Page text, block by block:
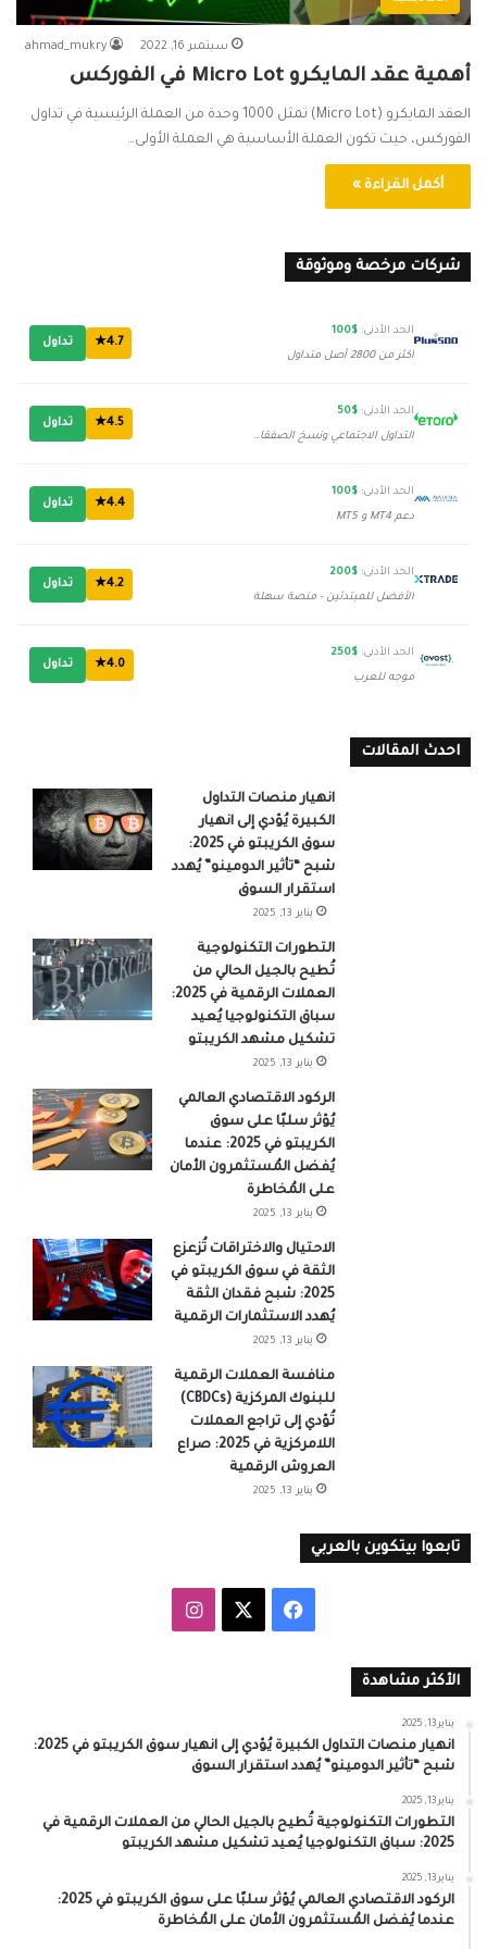
ahmad_mukry سبتمبر 16, 2022
أهمية عقد المايكرو Micro Lot في الفوركس
العقد المايكرو (Micro Lot) تمثل 1000 وحدة من العملة الرئيسية في تداول
الفوركس، حيث تكون العملة الأساسية هي العملة الأولى…
أكمل القراءة »
شركات مرخصة وموثوقة
الحد الأدنى: $100
أكثر من 2800 أصل متداول
4.7★ تداول
الحد الأدنى: $50
التداول الاجتماعي ونسخ الصفقات
4.5★ تداول
الحد الأدنى: $100
دعم MT4 و MT5
4.4★ تداول
الحد الأدنى: $200
الأفضل للمبتدئين - منصة سهلة
4.2★ تداول
الحد الأدنى: $250
موجه للعرب
4.0★ تداول
احدث المقالات
انهيار منصات التداول
الكبيرة يُؤدي إلى انهيار
سوق الكريبتو في 2025:
شبح “تأثير الدومينو” يُهدد
استقرار السوق
يناير 13, 2025
التطورات التكنولوجية
تُطيح بالجيل الحالي من
العملات الرقمية في 2025:
سباق التكنولوجيا يُعيد
تشكيل مشهد الكريبتو
يناير 13, 2025
الركود الاقتصادي العالمي
يُؤثر سلبًا على سوق
الكريبتو في 2025: عندما
يُفضل المُستثمرون الأمان
على المُخاطرة
يناير 13, 2025
الاحتيال والاختراقات تُزعزع
الثقة في سوق الكريبتو في
2025: شبح فقدان الثقة
يُهدد الاستثمارات الرقمية
يناير 13, 2025
منافسة العملات الرقمية
للبنوك المركزية (CBDCs)
تُؤدي إلى تراجع العملات
اللامركزية في 2025: صراع
العروش الرقمية
يناير 13, 2025
تابعوا بيتكوين بالعربي
فيسبوك انستقرام
الأكثر مشاهدة
يناير 13, 2025
انهيار منصات التداول الكبيرة يُؤدي إلى انهيار سوق الكريبتو في 2025:
شبح “تأثير الدومينو” يُهدد استقرار السوق
يناير 13, 2025
التطورات التكنولوجية تُطيح بالجيل الحالي من العملات الرقمية في
2025: سباق التكنولوجيا يُعيد تشكيل مشهد الكريبتو
يناير 13, 2025
الركود الاقتصادي العالمي يُؤثر سلبًا على سوق الكريبتو في 2025:
عندما يُفضل المُستثمرون الأمان على المُخاطرة